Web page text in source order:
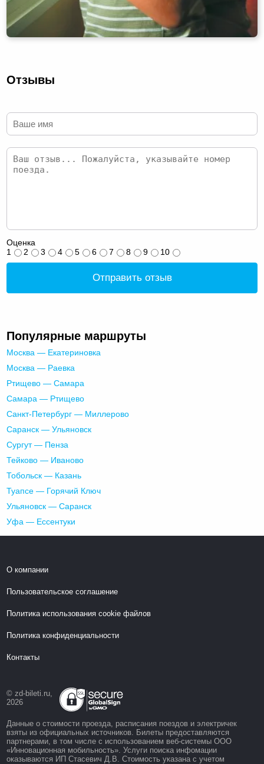
Отзывы
Оценка
1
2 3 4 5 6 7 8 9 10
Отправить отзыв
Популярные маршруты
Москва — Екатериновка
Москва — Раевка
Ртищево — Самара
Самара — Ртищево
Санкт-Петербург — Миллерово
Саранск — Ульяновск
Сургут — Пенза
Тейково — Иваново
Тобольск — Казань
Туапсе — Горячий Ключ
Ульяновск — Саранск
Уфа — Ессентуки
О компании
Пользовательское соглашение
Политика использования cookie файлов
Политика конфиденциальности
Контакты
© zd-bileti.ru,
2026
Данные о стоимости проезда, расписания поездов и электричек
взяты из официальных источников. Билеты предоставляются
партнерами, в том числе с использованием веб-системы ООО
«Инновационная мобильность». Услуги поиска инфомации
оказываются ИП Стасевич Д.В. Стоимость указана с учетом